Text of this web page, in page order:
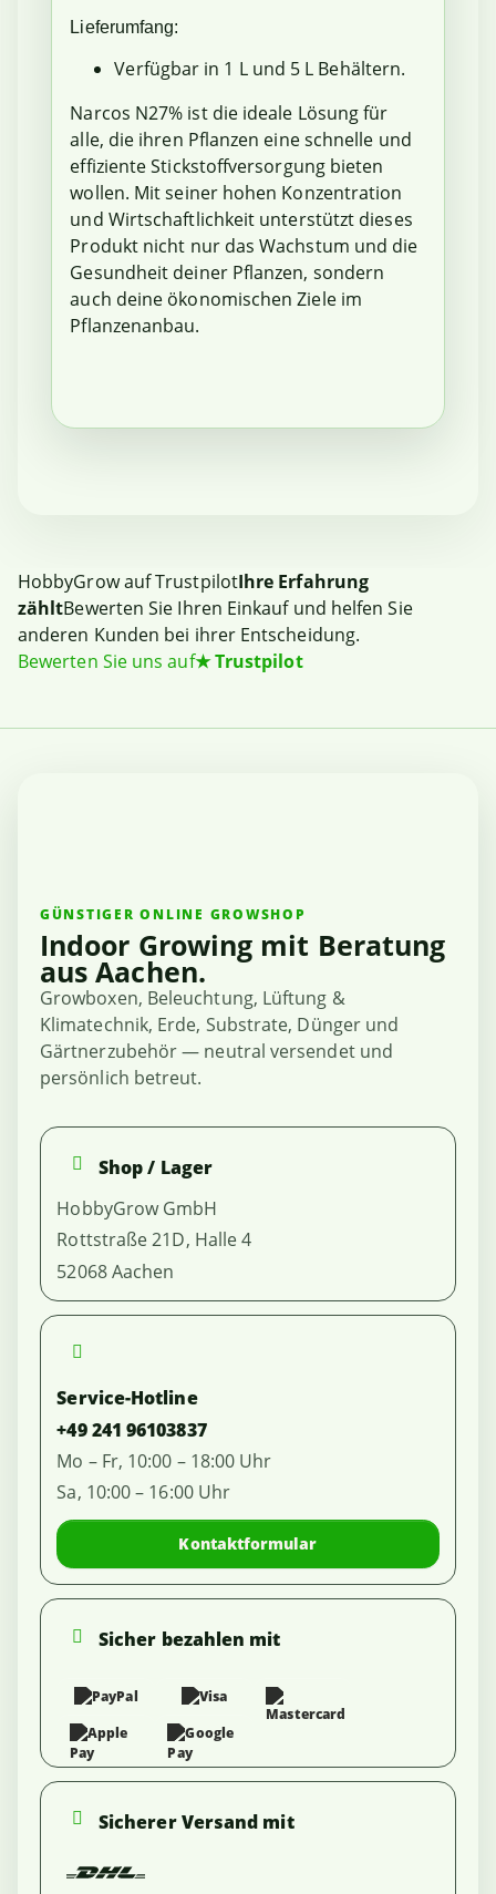
Lieferumfang:
Verfügbar in 1 L und 5 L Behältern.
Narcos N27% ist die ideale Lösung für
alle, die ihren Pflanzen eine schnelle und
effiziente Stickstoffversorgung bieten
wollen. Mit seiner hohen Konzentration
und Wirtschaftlichkeit unterstützt dieses
Produkt nicht nur das Wachstum und die
Gesundheit deiner Pflanzen, sondern
auch deine ökonomischen Ziele im
Pflanzenanbau.
HobbyGrow auf TrustpilotIhre Erfahrung
zähltBewerten Sie Ihren Einkauf und helfen Sie
anderen Kunden bei ihrer Entscheidung.
Bewerten Sie uns auf★Trustpilot
GÜNSTIGER ONLINE GROWSHOP
Indoor Growing mit Beratung
aus Aachen.
Growboxen, Beleuchtung, Lüftung &
Klimatechnik, Erde, Substrate, Dünger und
Gärtnerzubehör — neutral versendet und
persönlich betreut.
Shop / Lager
HobbyGrow GmbH
Rottstraße 21D, Halle 4
52068 Aachen
Service-Hotline
+49 241 96103837
Mo – Fr, 10:00 – 18:00 Uhr
Sa, 10:00 – 16:00 Uhr
Kontaktformular
Sicher bezahlen mit
Sicherer Versand mit